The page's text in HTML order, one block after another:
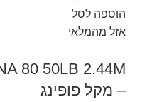
הוספה לסל
אזל מהמלאי
80 50LB 2.44M
– מקל פופינג